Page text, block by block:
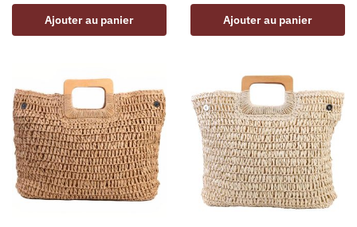
Ajouter au panier Ajouter au panier